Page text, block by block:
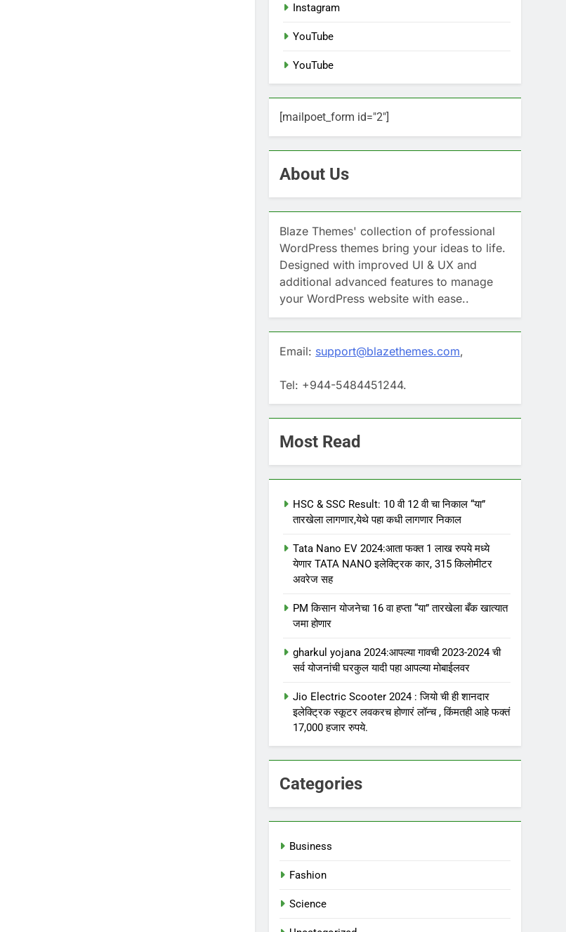
Instagram
YouTube
YouTube
[mailpoet_form id="2"]
About Us
Blaze Themes' collection of professional
WordPress themes bring your ideas to life.
Designed with improved UI & UX and
additional advanced features to manage
your WordPress website with ease..
Email: support@blazethemes.com,
Tel: +944-5484451244.
Most Read
HSC & SSC Result: 10 वी 12 वी चा निकाल “या”
तारखेला लागणार,येथे पहा कधी लागणार निकाल
Tata Nano EV 2024:आता फक्त 1 लाख रुपये मध्ये
येणार TATA NANO इलेक्ट्रिक कार, 315 किलोमीटर
अवरेज सह
PM किसान योजनेचा 16 वा हप्ता “या” तारखेला बँक खात्यात
जमा होणार
gharkul yojana 2024:आपल्या गावची 2023-2024 ची
सर्व योजनांची घरकुल यादी पहा आपल्या मोबाईलवर
Jio Electric Scooter 2024 : जियो ची ही शानदार
इलेक्ट्रिक स्कूटर लवकरच होणारं लॉन्च , किंमतही आहे फक्तं
17,000 हजार रुपये.
Categories
Business
Fashion
Science